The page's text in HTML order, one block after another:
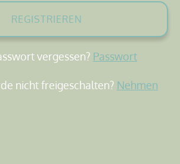
REGISTRIEREN
vergessen? Passwort
nicht freigeschalten? Nehmen